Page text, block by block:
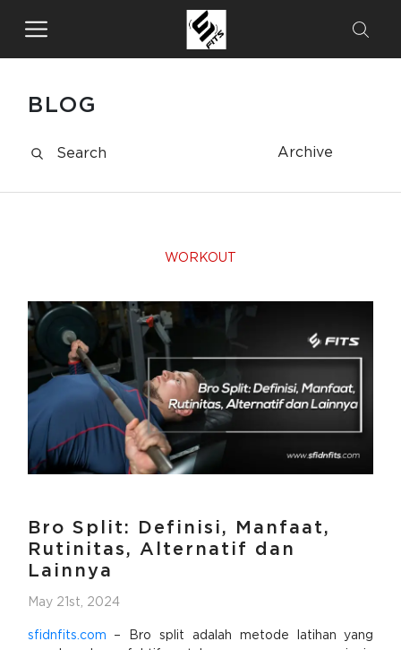
BLOG
Archive
WORKOUT
Bro Split: Definisi, Manfaat,
Rutinitas, Alternatif dan
Lainnya
May 21st, 2024
sfidnfits.com – Bro split adalah metode latihan yang